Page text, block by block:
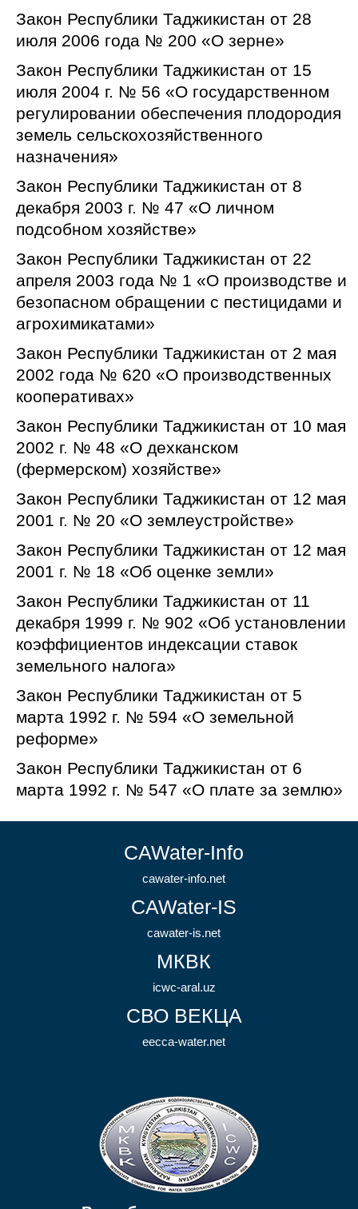
Закон Республики Таджикистан от 28
июля 2006 года № 200 «О зерне»
Закон Республики Таджикистан от 15
июля 2004 г. № 56 «О государственном
регулировании обеспечения плодородия
земель сельскохозяйственного
назначения»
Закон Республики Таджикистан от 8
декабря 2003 г. № 47 «О личном
подсобном хозяйстве»
Закон Республики Таджикистан от 22
апреля 2003 года № 1 «О производстве и
безопасном обращении с пестицидами и
агрохимикатами»
Закон Республики Таджикистан от 2 мая
2002 года № 620 «О производственных
кооперативах»
Закон Республики Таджикистан от 10 мая
2002 г. № 48 «О дехканском
(фермерском) хозяйстве»
Закон Республики Таджикистан от 12 мая
2001 г. № 20 «О землеустройстве»
Закон Республики Таджикистан от 12 мая
2001 г. № 18 «Об оценке земли»
Закон Республики Таджикистан от 11
декабря 1999 г. № 902 «Об установлении
коэффициентов индексации ставок
земельного налога»
Закон Республики Таджикистан от 5
марта 1992 г. № 594 «О земельной
реформе»
Закон Республики Таджикистан от 6
марта 1992 г. № 547 «О плате за землю»
CAWater-Info
cawater-info.net
CAWater-IS
cawater-is.net
МКВК
icwc-aral.uz
СВО ВЕКЦА
eecca-water.net